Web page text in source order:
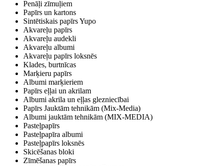
Penāļi zīmuļiem
Papīrs un kartons
Sintētiskais papīrs Yupo
Akvareļu papīrs
Akvareļu audekli
Akvareļu albumi
Akvareļu papīrs loksnēs
Klades, burtnīcas
Marķieru papīrs
Albumi marķieriem
Papīrs eļļai un akrilam
Albumi akrila un eļļas glezniecībai
Papīrs Jauktām tehnikām (Mix-Media)
Albumi jauktām tehnikām (MIX-MEDIA)
Pasteļpapīrs
Pasteļpapīra albumi
Pasteļpapīrs loksnēs
Skicēšanas bloki
Zīmēšanas papīrs